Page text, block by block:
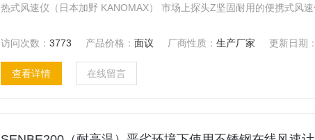
访问次数：3773 产品价格：面议 厂商性质：生产厂家 更新日期：
查看详情 在线留言